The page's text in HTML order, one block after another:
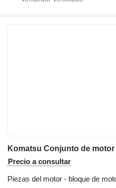
Precio a consultar
Piezas del motor - bloque de